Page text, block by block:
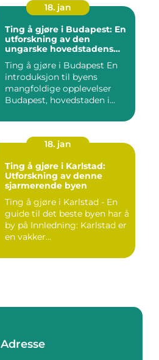
18. jan
Ting å gjøre i Budapest: En
utforskning av den
ungarske hovedstadens
Ting å gjøre i Budapest En
introduksjon til byens
mangfoldige opplevelser
Budapest, hovedstaden i...
18. jan
Ting å gjøre i Karlstad:
Utforskning av denne
sjarmerende byen
Ting å gjøre i Karlstad - En
guide til det beste byen har å
by på Innledning: Karlstad er
en vakker...
Adresse